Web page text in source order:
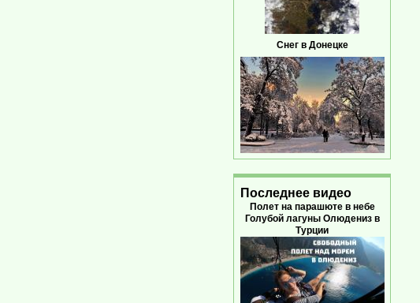
Снег в Донецке
Последнее видео
Полет на парашюте в небе
Голубой лагуны Олюдениз в
Турции